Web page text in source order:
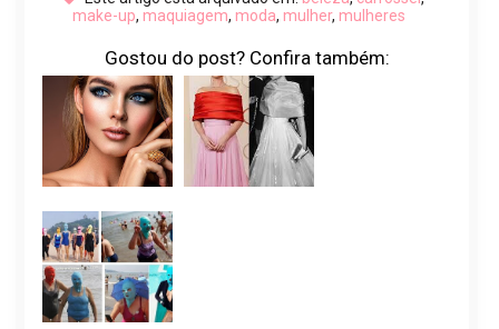
make-up, maquiagem, moda, mulher, mulheres
Gostou do post? Confira também: